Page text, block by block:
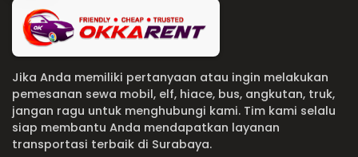
Jika Anda memiliki pertanyaan atau ingin melakukan
pemesanan sewa mobil, elf, hiace, bus, angkutan, truk,
jangan ragu untuk menghubungi kami. Tim kami selalu
siap membantu Anda mendapatkan layanan
transportasi terbaik di Surabaya.